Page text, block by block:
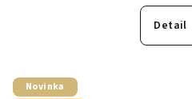
Detail
Novinka